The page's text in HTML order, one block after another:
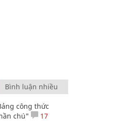
Bình luận nhiều
công thức
chú"
17